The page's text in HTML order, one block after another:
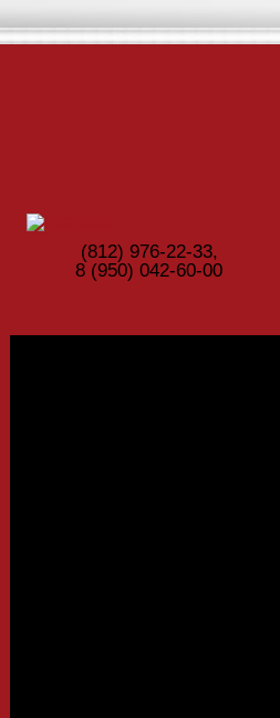
(812) ‎976-22-33,
8 (950) 042-60-00